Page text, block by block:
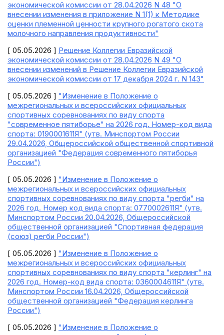
экономической комиссии от 28.04.2026 N 48 "О
внесении изменения в приложение N 1(1) к Методике
оценки племенной ценности крупного рогатого скота
молочного направления продуктивности"
[ 05.05.2026 ] Решение Коллегии Евразийской
экономической комиссии от 28.04.2026 N 49 "О
внесении изменений в Решение Коллегии Евразийской
экономической комиссии от 17 декабря 2024 г. N 143"
[ 05.05.2026 ] "Изменение в Положение о
межрегиональных и всероссийских официальных
спортивных соревнованиях по виду спорта
"современное пятиборье" на 2026 год. Номер-код вида
спорта: 0190001611Я" (утв. Минспортом России
29.04.2026, Общероссийской общественной спортивной
организацией "Федерация современного пятиборья
России")
[ 05.05.2026 ] "Изменение в Положение о
межрегиональных и всероссийских официальных
спортивных соревнованиях по виду спорта "регби" на
2026 год. Номер код вида спорта: 0770002611Я" (утв.
Минспортом России 20.04.2026, Общероссийской
общественной организацией "Спортивная федерация
(союз) регби России")
[ 05.05.2026 ] "Изменение в Положение о
межрегиональных и всероссийских официальных
спортивных соревнованиях по виду спорта "керлинг" на
2026 год. Номер-код вида спорта: 0360004611Я" (утв.
Минспортом России 16.04.2026, Общероссийской
общественной организацией "Федерация керлинга
России")
[ 05.05.2026 ] "Изменение в Положение о